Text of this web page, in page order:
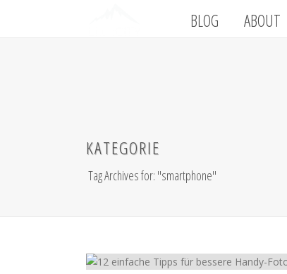
BLOG ABOUT
KATEGORIE
Tag Archives for: "smartphone"